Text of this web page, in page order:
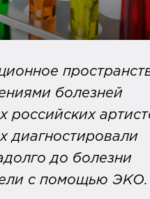
болезней
российских
диагностировали
до болезни
с помощью